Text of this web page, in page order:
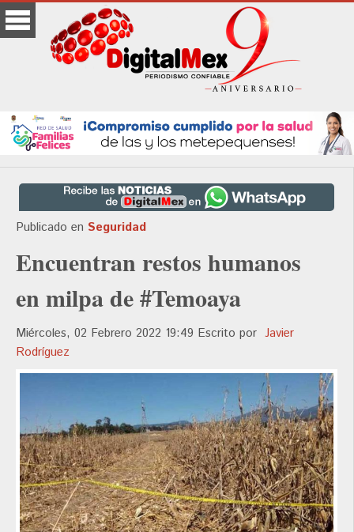
Publicado en Seguridad
Encuentran restos humanos
en milpa de #Temoaya
Miércoles, 02 Febrero 2022 19:49 Escrito por Javier
Rodríguez